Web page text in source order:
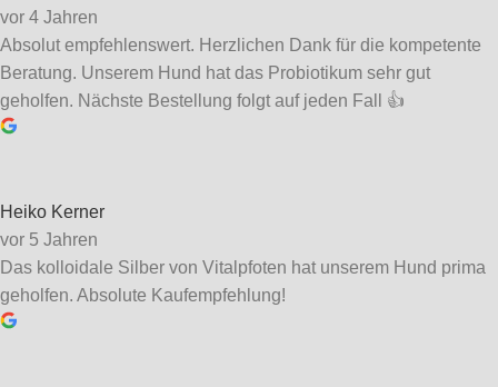
vor 4 Jahren
Absolut empfehlenswert. Herzlichen Dank für die kompetente
Beratung. Unserem Hund hat das Probiotikum sehr gut
geholfen. Nächste Bestellung folgt auf jeden Fall 👍
Heiko Kerner
vor 5 Jahren
Das kolloidale Silber von Vitalpfoten hat unserem Hund prima
geholfen. Absolute Kaufempfehlung!